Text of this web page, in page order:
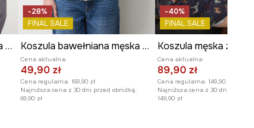
Koszula bawełniana męska z kołnierzykiem klasycznym z drobnym wzorem
-28%
FINAL SALE
Koszula bawełniana męska z kołnierzykiem klasycznym w kratę
Cena aktualna:
49,90 zł
Cena regularna: 169,90 zł
Najniższa cena z 30 dni przed obniżką:
69,90 zł
-40%
FINAL SALE
Cena aktualna:
89,90 zł
Cena regularna: 149,90 zł
Najniższa cena z 30 dni przed
149,90 zł